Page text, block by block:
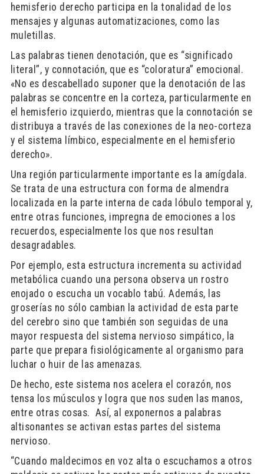
hemisferio derecho participa en la tonalidad de los
mensajes y algunas automatizaciones, como las
muletillas.
Las palabras tienen denotación, que es “significado
literal”, y connotación, que es “coloratura” emocional.
«No es descabellado suponer que la denotación de las
palabras se concentre en la corteza, particularmente en
el hemisferio izquierdo, mientras que la connotación se
distribuya a través de las conexiones de la neo-corteza
y el sistema límbico, especialmente en el hemisferio
derecho».
Una región particularmente importante es la amígdala.
Se trata de una estructura con forma de almendra
localizada en la parte interna de cada lóbulo temporal y,
entre otras funciones, impregna de emociones a los
recuerdos, especialmente los que nos resultan
desagradables.
Por ejemplo, esta estructura incrementa su actividad
metabólica cuando una persona observa un rostro
enojado o escucha un vocablo tabú. Además, las
groserías no sólo cambian la actividad de esta parte
del cerebro sino que también son seguidas de una
mayor respuesta del sistema nervioso simpático, la
parte que prepara fisiológicamente al organismo para
luchar o huir de las amenazas.
De hecho, este sistema nos acelera el corazón, nos
tensa los músculos y logra que nos suden las manos,
entre otras cosas. Así, al exponernos a palabras
altisonantes se activan estas partes del sistema
nervioso.
“Cuando maldecimos en voz alta o escuchamos a otros